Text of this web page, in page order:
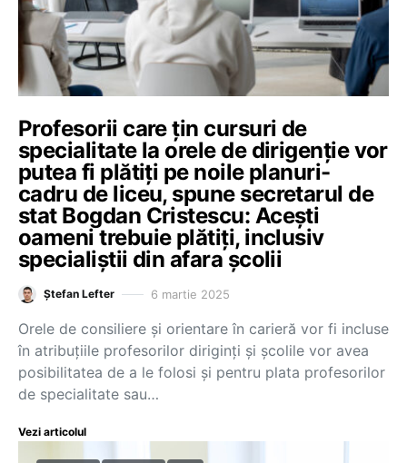
Profesorii care țin cursuri de
specialitate la orele de dirigenție vor
putea fi plătiți pe noile planuri-
cadru de liceu, spune secretarul de
stat Bogdan Cristescu: Acești
oameni trebuie plătiți, inclusiv
specialiștii din afara școlii
Ștefan Lefter 6 martie 2025
Orele de consiliere și orientare în carieră vor fi incluse
în atribuțiile profesorilor diriginți și școlile vor avea
posibilitatea de a le folosi și pentru plata profesorilor
de specialitate sau…
Vezi articolul